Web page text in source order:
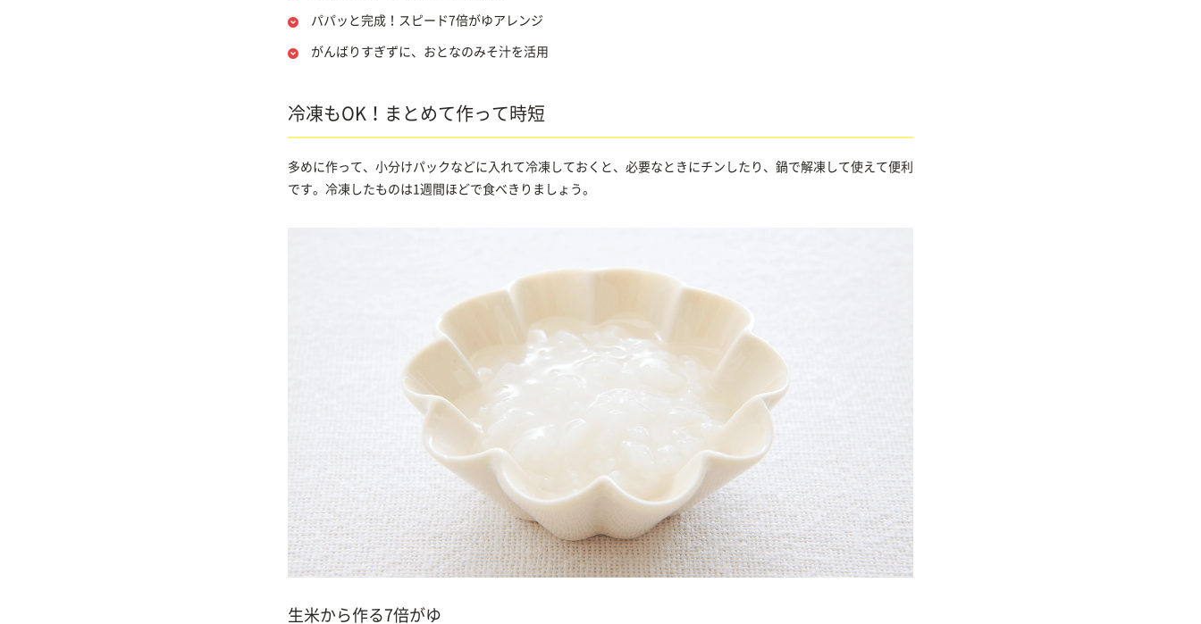
パパッと完成！スピード7倍がゆアレンジ
がんばりすぎずに、おとなのみそ汁を活用
冷凍もOK！まとめて作って時短
多めに作って、小分けパックなどに入れて冷凍しておくと、必要なときにチンしたり、鍋で解凍して使えて便利
です。冷凍したものは1週間ほどで食べきりましょう。
生米から作る7倍がゆ